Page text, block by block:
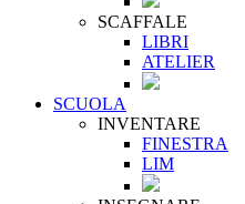
SCAFFALE
LIBRI
ATELIER
SCUOLA
INVENTARE
FINESTRA
LIM